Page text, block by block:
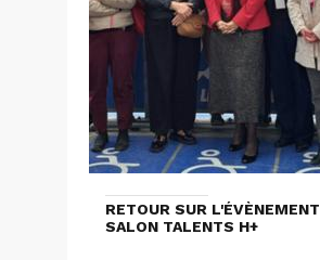
RETOUR SUR L'ÉVÈNEMENT
SALON TALENTS H+